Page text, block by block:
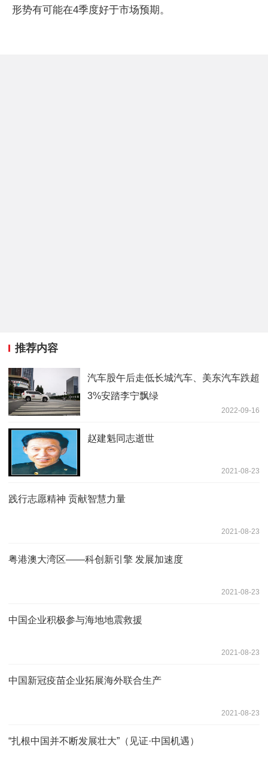
形势有可能在4季度好于市场预期。
推荐内容
汽车股午后走低长城汽车、美东汽车跌超
3%安踏李宁飘绿
2022-09-16
赵建魁同志逝世
2021-08-23
践行志愿精神 贡献智慧力量
2021-08-23
粤港澳大湾区——科创新引擎 发展加速度
2021-08-23
中国企业积极参与海地地震救援
2021-08-23
中国新冠疫苗企业拓展海外联合生产
2021-08-23
“扎根中国并不断发展壮大”（见证·中国机遇）